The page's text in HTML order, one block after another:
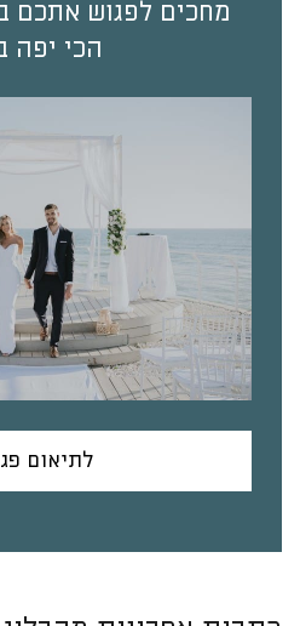
מחכים לפגוש אתכם
הכי יפה
לתיאום